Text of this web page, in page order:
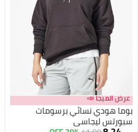
عرض الميجا 📣
بوما هودي نسائي برسومات
سبورتس ليجاسي